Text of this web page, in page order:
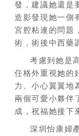
發，建議她還是
造影發現她一側
宮腔粘連的問題
術，術後中西藥
考慮到她是
任格外重視她的
力、小心翼翼地
兩個可愛小夥伴
成，祝福她接下
深圳怡康婦